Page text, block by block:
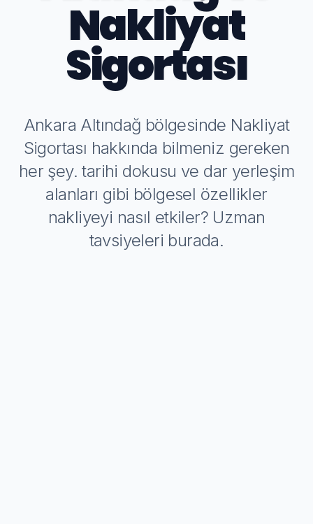
Nakliyat
Sigortası
Ankara Altındağ bölgesinde Nakliyat
Sigortası hakkında bilmeniz gereken
her şey. tarihi dokusu ve dar yerleşim
alanları gibi bölgesel özellikler
nakliyeyi nasıl etkiler? Uzman
tavsiyeleri burada.